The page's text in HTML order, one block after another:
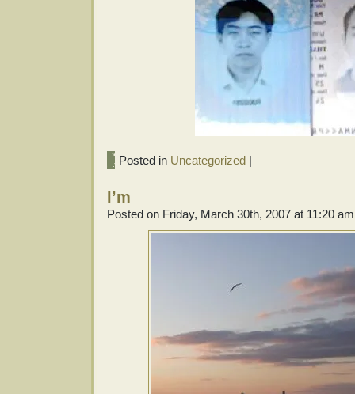
Posted in Uncategorized |
I’m
Posted on Friday, March 30th, 2007 at 11:20 am